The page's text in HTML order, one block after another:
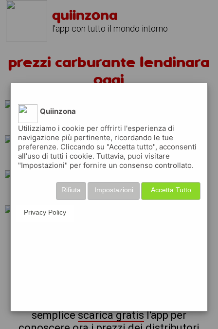
quiinzona
l'app con tutto il mondo intorno
prezzi carburante lendinara
oggi
esso
eni api total
q8 erg
semplicescarica gratisl'app per
Quiinzona
Utilizziamo i cookie per offrirti l'esperienza di
navigazione più pertinente, ricordando le tue
preferenze. Cliccando su "Accetta tutto", acconsenti
all'uso di tutti i cookie. Tuttavia, puoi visitare
"Impostazioni" per fornire un consenso controllato.
Accetta Tutto
Impostazioni
Rifiuta
Privacy Policy